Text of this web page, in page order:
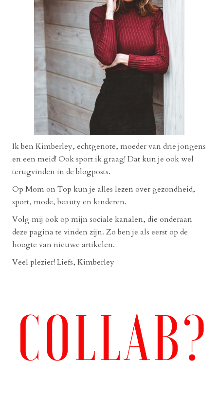
Ik ben Kimberley, echtgenote, moeder van drie jongens
en een meid! Ook sport ik graag! Dat kun je ook wel
terugvinden in de blogposts.
Op Mom on Top kun je alles lezen over gezondheid,
sport, mode, beauty en kinderen.
Volg mij ook op mijn sociale kanalen, die onderaan
deze pagina te vinden zijn. Zo ben je als eerst op de
hoogte van nieuwe artikelen.
Veel plezier! Liefs, Kimberley